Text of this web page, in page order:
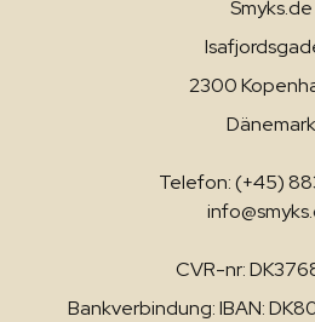
Smyks.de
2300
Dänemark
Telefon: (+45)
CVR-nr:
Bankverbindung: IBAN: